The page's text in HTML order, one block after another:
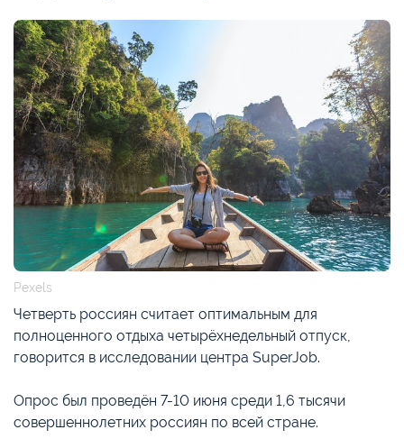
Pexels
Четверть россиян считает оптимальным для
полноценного отдыха четырёхнедельный отпуск,
говорится в исследовании центра SuperJob.
Опрос был проведён 7-10 июня среди 1,6 тысячи
совершеннолетних россиян по всей стране.